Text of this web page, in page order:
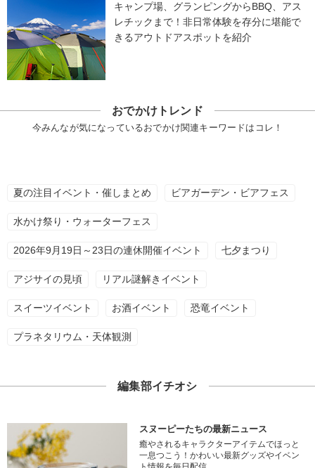
キャンプ場、グランピングからBBQ、アス
レチックまで！非日常体験を存分に堪能で
きるアウトドアスポットを紹介
おでかけトレンド
今みんなが気になっているおでかけ関連キーワードはコレ！
夏の注目イベント・催しまとめ ビアガーデン・ビアフェス
水かけ祭り・ウォーターフェス
2026年9月19日～23日の連休開催イベント 七夕まつり
アジサイの見頃 リアル謎解きイベント
スイーツイベント お酒イベント 恐竜イベント
プラネタリウム・天体観測
編集部イチオシ
スヌーピーたちの最新ニュース
癒やされるキャラクターアイテムでほっと
一息つこう！かわいい最新グッズやイベン